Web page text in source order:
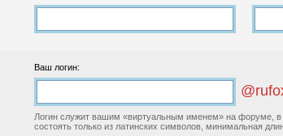
Ваш логин:
Логин служит вашим «виртуальным именем» на форуме,
состоять только из латинских символов, минимальная